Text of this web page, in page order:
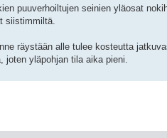
puuverhoiltujen seinien yläosat
siistimmiltä.
räystään alle tulee kosteutta
yläpohjan tila aika pieni.